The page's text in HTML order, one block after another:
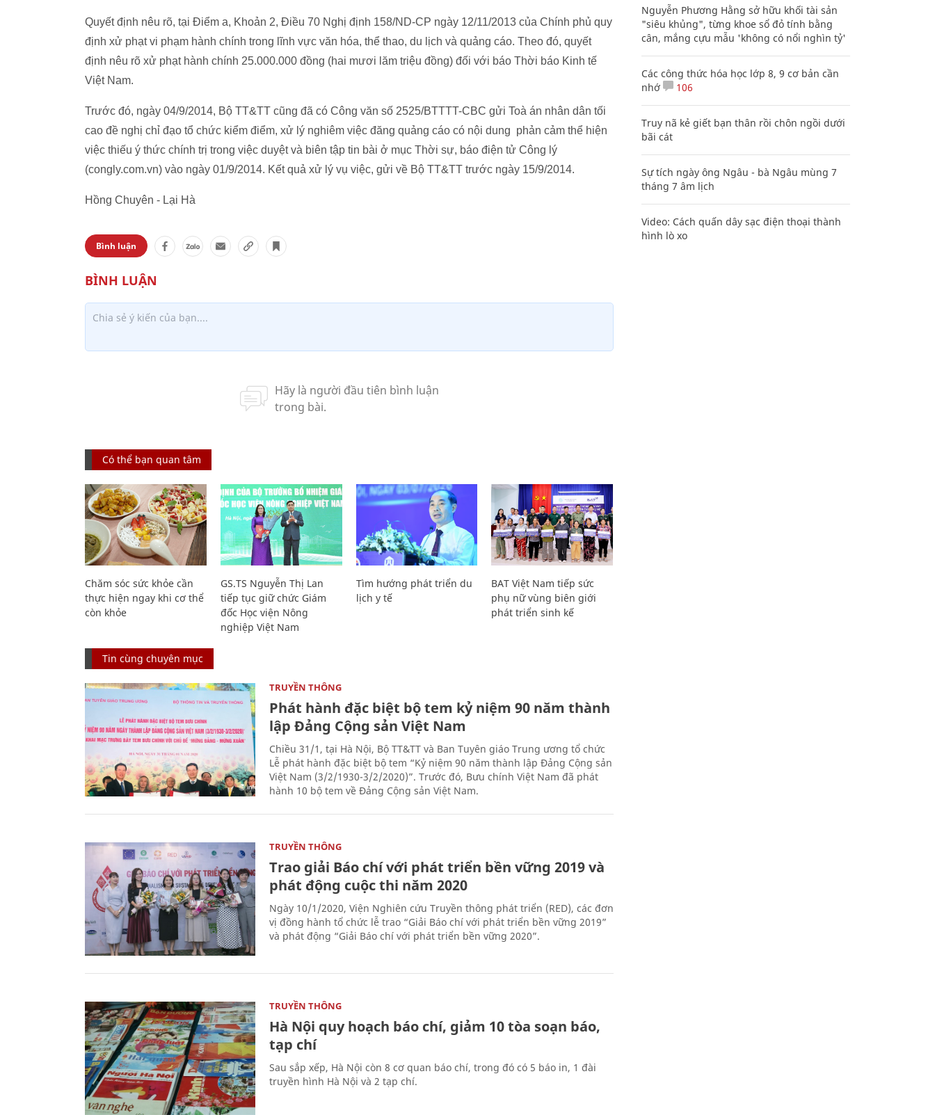
Quyết định nêu rõ, tại Điểm a, Khoản 2, Điều 70 Nghị định 158/ND-CP ngày 12/11/2013 của Chính phủ quy
định xử phạt vi phạm hành chính trong lĩnh vực văn hóa, thể thao, du lịch và quảng cáo. Theo đó, quyết
định nêu rõ xử phạt hành chính 25.000.000 đồng (hai mươi lăm triệu đồng) đối với báo Thời báo Kinh tế
Việt Nam.
Trước đó, ngày 04/9/2014, Bộ TT&TT cũng đã có Công văn số 2525/BTTTT-CBC gửi Toà án nhân dân tối
cao đề nghị chỉ đạo tổ chức kiểm điểm, xử lý nghiêm việc đăng quảng cáo có nội dung phản cảm thể hiện
việc thiếu ý thức chính trị trong việc duyệt và biên tập tin bài ở mục Thời sự, báo điện tử Công lý
(congly.com.vn) vào ngày 01/9/2014. Kết quả xử lý vụ việc, gửi về Bộ TT&TT trước ngày 15/9/2014.
Hồng Chuyên - Lại Hà
Bình luận
Có thể bạn quan tâm
Chăm sóc sức khỏe cần
thực hiện ngay khi cơ thể
còn khỏe
GS.TS Nguyễn Thị Lan
tiếp tục giữ chức Giám
đốc Học viện Nông
nghiệp Việt Nam
Tìm hướng phát triển du
lịch y tế
BAT Việt Nam tiếp sức
phụ nữ vùng biên giới
phát triển sinh kế
Tin cùng chuyên mục
TRUYỀN THÔNG
Phát hành đặc biệt bộ tem kỷ niệm 90 năm thành
lập Đảng Cộng sản Việt Nam
Chiều 31/1, tại Hà Nội, Bộ TT&TT và Ban Tuyên giáo Trung ương tổ chức
Lễ phát hành đặc biệt bộ tem “Kỷ niệm 90 năm thành lập Đảng Cộng sản
Việt Nam (3/2/1930-3/2/2020)”. Trước đó, Bưu chính Việt Nam đã phát
hành 10 bộ tem về Đảng Cộng sản Việt Nam.
TRUYỀN THÔNG
Trao giải Báo chí với phát triển bền vững 2019 và
phát động cuộc thi năm 2020
Ngày 10/1/2020, Viện Nghiên cứu Truyền thông phát triển (RED), các đơn
vị đồng hành tổ chức lễ trao “Giải Báo chí với phát triển bền vững 2019”
và phát động “Giải Báo chí với phát triển bền vững 2020”.
TRUYỀN THÔNG
Hà Nội quy hoạch báo chí, giảm 10 tòa soạn báo,
tạp chí
Sau sắp xếp, Hà Nội còn 8 cơ quan báo chí, trong đó có 5 báo in, 1 đài
truyền hình Hà Nội và 2 tạp chí.
Nguyễn Phương Hằng sở hữu khối tài sản
"siêu khủng", từng khoe sổ đỏ tính bằng
cân, mắng cựu mẫu 'không có nổi nghìn tỷ'
Các công thức hóa học lớp 8, 9 cơ bản cần
nhớ
106
Truy nã kẻ giết bạn thân rồi chôn ngồi dưới
bãi cát
Sự tích ngày ông Ngâu - bà Ngâu mùng 7
tháng 7 âm lịch
Video: Cách quấn dây sạc điện thoại thành
hình lò xo